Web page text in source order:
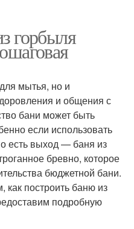
горбыля
мытья, но и
и общения с
бани может быть
если использовать
есть выход — баня из
бревно, которое
бюджетной бани.
как построить баню из
подробную